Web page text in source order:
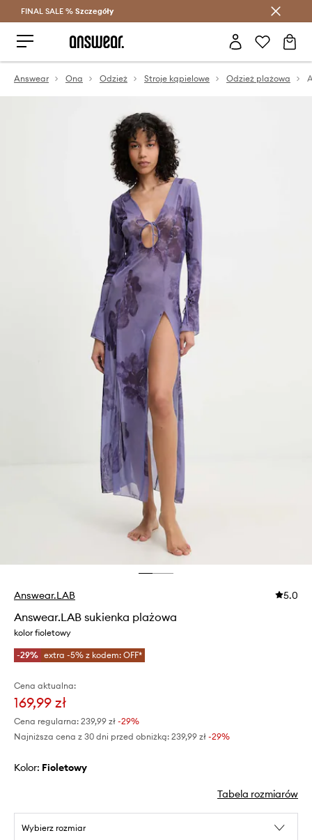
Oszczędzaj z Answear Club >
FINAL SALE % Szczegóły
Answear Ona Odzież Stroje kąpielowe Odzież plażowa
Answear.LAB 5.0
Answear.LAB sukienka plażowa
kolor fioletowy
-29% extra -5% z kodem: OFF*
Cena aktualna:
169,99 zł
Cena regularna: 239,99 zł -29%
Najniższa cena z 30 dni przed obniżką: 239,99 zł -29%
Kolor: fioletowy
Tabela rozmiarów
Wybierz rozmiar